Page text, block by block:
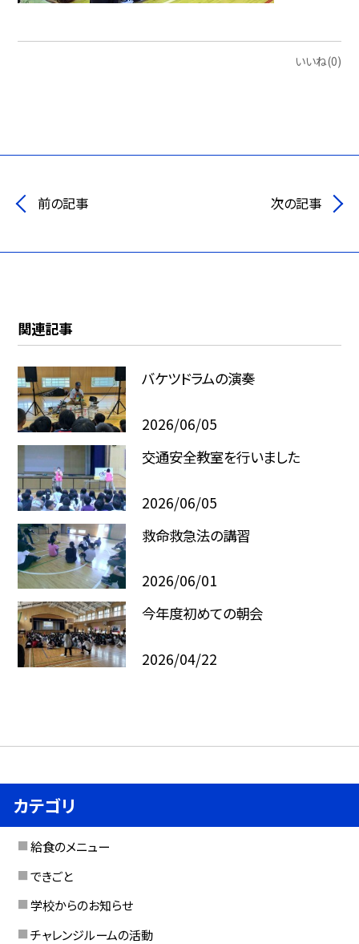
いいね(0)
前の記事 次の記事
関連記事
バケツドラムの演奏
2026/06/05
交通安全教室を行いました
2026/06/05
救命救急法の講習
2026/06/01
今年度初めての朝会
2026/04/22
カテゴリ
給食のメニュー
できごと
学校からのお知らせ
チャレンジルームの活動